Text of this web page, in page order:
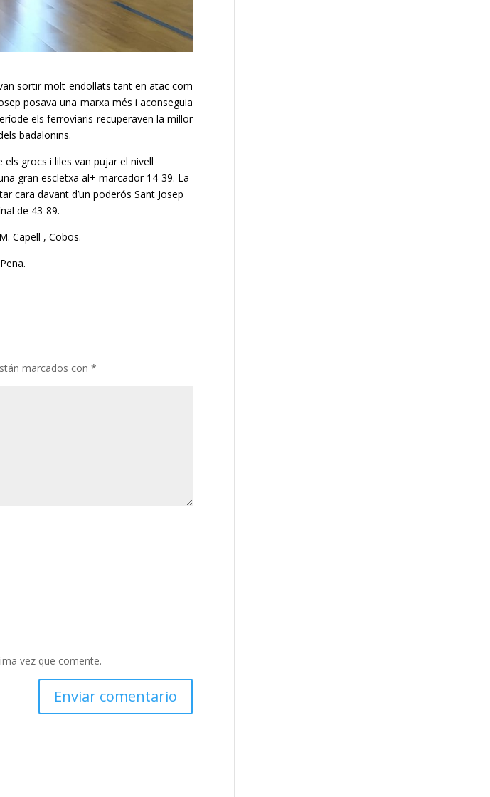
sortir molt endollats tant en atac com
posava una marxa més i aconseguia
els ferroviaris recuperaven la millor
badalonins.
els grocs i liles van pujar el nivell
gran escletxa al+ marcador 14-39. La
cara davant d’un poderós Sant Josep
de 43-89.
Capell , Cobos.
marcados con*
vez que comente.